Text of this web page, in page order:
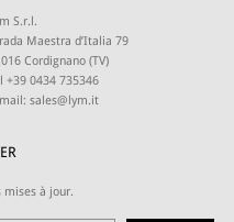
S.r.l.
Maestra d’Italia 79
Cordignano (TV)
+39 0434 735346
sales@lym.it
mises à jour.